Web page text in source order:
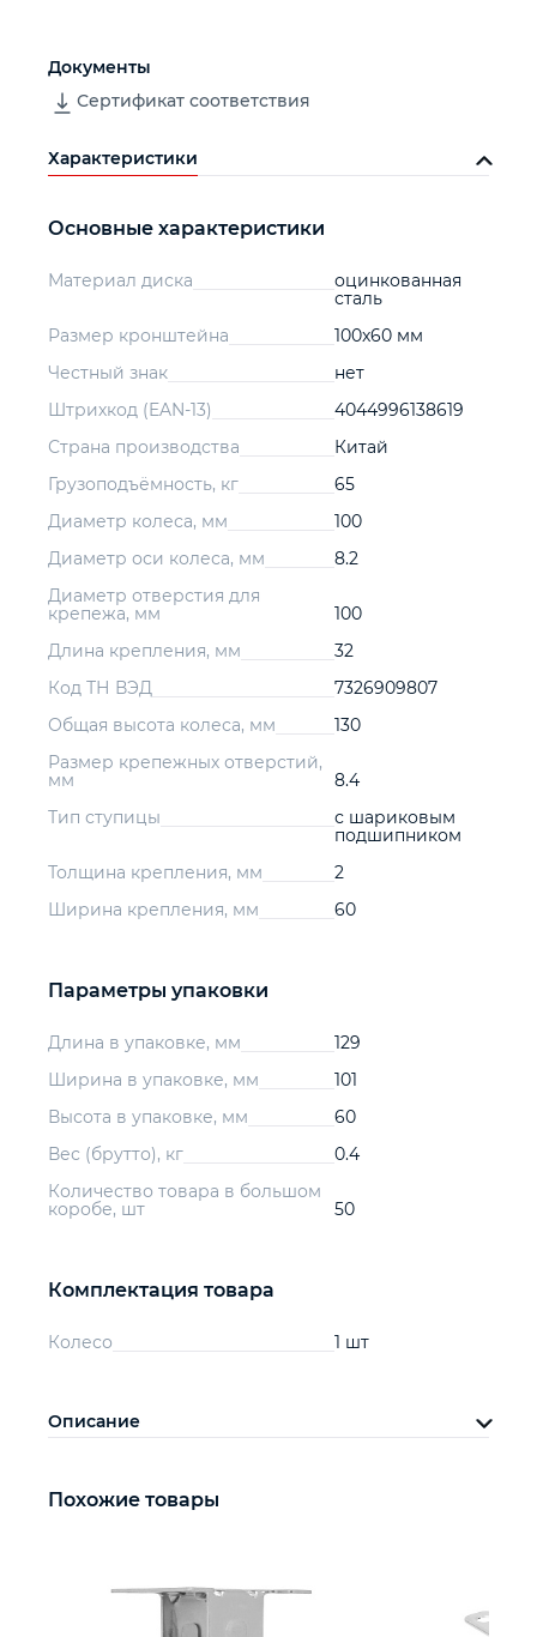
Документы
Сертификат соответствия
Характеристики
Основные характеристики
Материал диска
оцинкованная
сталь
Размер кронштейна
100x60 мм
Честный знак
нет
Штрихкод (EAN-13)
4044996138619
Страна производства
Китай
Грузоподъёмность, кг
65
Диаметр колеса, мм
100
Диаметр оси колеса, мм
8.2
Диаметр отверстия для
крепежа, мм
100
Длина крепления, мм
32
Код ТН ВЭД
7326909807
Общая высота колеса, мм
130
Размер крепежных отверстий,
мм
8.4
Тип ступицы
с шариковым
подшипником
Толщина крепления, мм
2
Ширина крепления, мм
60
Параметры упаковки
Длина в упаковке, мм
129
Ширина в упаковке, мм
101
Высота в упаковке, мм
60
Вес (брутто), кг
0.4
Количество товара в большом
коробе, шт
50
Комплектация товара
Колесо 1 шт
Описание
Похожие товары